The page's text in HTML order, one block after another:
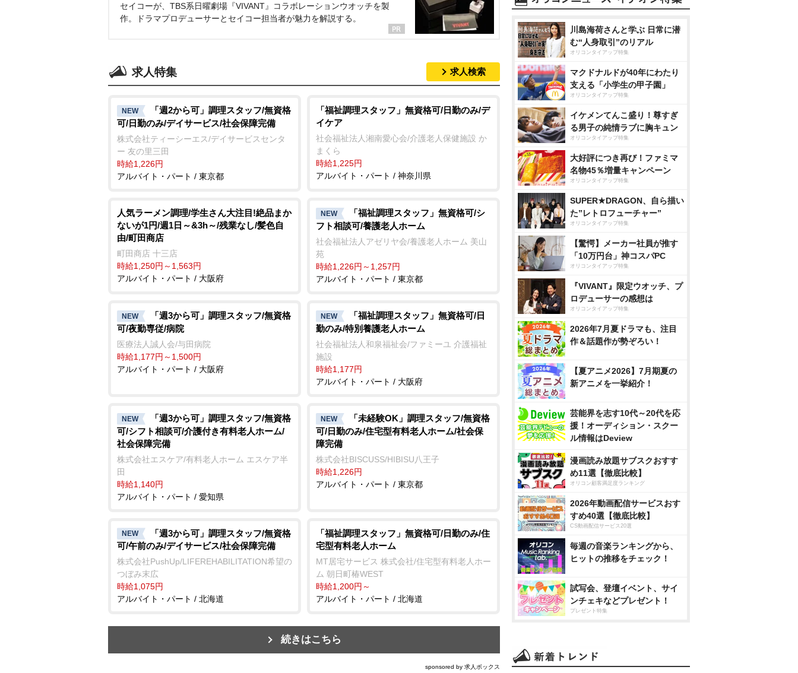
セイコーが、TBS系日曜劇場『VIVANT』コラボレーションウオッチを製
作。ドラマプロデューサーとセイコー担当者が魅力を解説する。
求人特集 求人検索
NEW
「週2から可」調理スタッフ/無資格
可/日勤のみ/デイサービス/社会保障完備
株式会社ティーシーエス/デイサービスセンタ
ー 友の里三田
時給1,226円
アルバイト・パート / 東京都
「福祉調理スタッフ」無資格可/日勤のみ/デ
イケア
社会福祉法人湘南愛心会/介護老人保健施設 か
まくら
時給1,225円
アルバイト・パート / 神奈川県
人気ラーメン調理/学生さん大注目!絶品まか
ないが1円/週1日～&3h～/残業なし/髪色自
由/町田商店
町田商店 十三店
時給1,250円～1,563円
アルバイト・パート / 大阪府
NEW
「福祉調理スタッフ」無資格可/シ
フト相談可/養護老人ホーム
社会福祉法人アゼリヤ会/養護老人ホーム 美山
苑
時給1,226円～1,257円
アルバイト・パート / 東京都
NEW
「週3から可」調理スタッフ/無資格
可/夜勤専従/病院
医療法人誠人会/与田病院
時給1,177円～1,500円
アルバイト・パート / 大阪府
NEW
「福祉調理スタッフ」無資格可/日
勤のみ/特別養護老人ホーム
社会福祉法人和泉福祉会/ファミーユ 介護福祉
施設
時給1,177円
アルバイト・パート / 大阪府
NEW
「週3から可」調理スタッフ/無資格
可/シフト相談可/介護付き有料老人ホーム/
社会保障完備
株式会社エスケア/有料老人ホーム エスケア半
田
時給1,140円
アルバイト・パート / 愛知県
NEW
「未経験OK」調理スタッフ/無資格
可/日勤のみ/住宅型有料老人ホーム/社会保
障完備
株式会社BISCUSS/HIBISU八王子
時給1,226円
アルバイト・パート / 東京都
NEW
「週3から可」調理スタッフ/無資格
可/午前のみ/デイサービス/社会保障完備
株式会社PushUp/LIFEREHABILITATION希望の
つぼみ末広
時給1,075円
アルバイト・パート / 北海道
「福祉調理スタッフ」無資格可/日勤のみ/住
宅型有料老人ホーム
MT居宅サービス 株式会社/住宅型有料老人ホー
ム 朝日町椿WEST
時給1,200円～
アルバイト・パート / 北海道
続きはこちら
sponsored by 求人ボックス
川島海荷さんと学ぶ 日常に潜
む“人身取引”のリアル
オリコンタイアップ特集
マクドナルドが40年にわたり
支える「小学生の甲子園」
オリコンタイアップ特集
イケメンてんこ盛り！尊すぎ
る男子の純情ラブに胸キュン
オリコンタイアップ特集
大好評につき再び！ファミマ
名物45％増量キャンペーン
オリコンタイアップ特集
SUPER★DRAGON、自ら描い
た”レトロフューチャー”
オリコンタイアップ特集
【驚愕】メーカー社員が推す
「10万円台」神コスパPC
オリコンタイアップ特集
『VIVANT』限定ウオッチ、プ
ロデューサーの感想は
オリコンタイアップ特集
2026年7月夏ドラマも、注目
作＆話題作が勢ぞろい！
【夏アニメ2026】7月期夏の
新アニメを一挙紹介！
芸能界を志す10代～20代を応
援！オーディション・スクー
ル情報はDeview
漫画読み放題サブスクおすす
め11選【徹底比較】
オリコン顧客満足度ランキング
2026年動画配信サービスおす
すめ40選【徹底比較】
CS動画配信サービス20選
毎週の音楽ランキングから、
ヒットの推移をチェック！
試写会、登壇イベント、サイ
ンチェキなどプレゼント！
プレゼント特集